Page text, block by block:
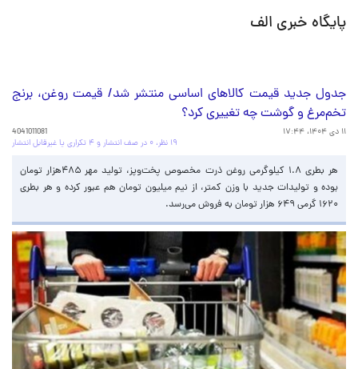
پایگاه خبری الف
جدول جدید قیمت کالاهای اساسی منتشر شد/ قیمت روغن، برنج
تخم‌مرغ و گوشت چه تغییری کرد؟
۱۱ دی ۱۴۰۴، ۱۷:۴۴
4041011081
۱۹ نظر، ۰ در صف انتشار و ۴ تکراری یا غیرقابل انتشار
هر بطری ۱.۸ کیلوگرمی روغن ذرت مخصوص پخت‌وپز، تولید مهر ۴۸۵هزار تومان
بوده و تولیدات جدید با وزن کمتر، از نیم میلیون تومان هم عبور کرده و هر بطری
۱۶۲۰ گرمی ۶۴۹ هزار تومان به فروش می‌رسد.